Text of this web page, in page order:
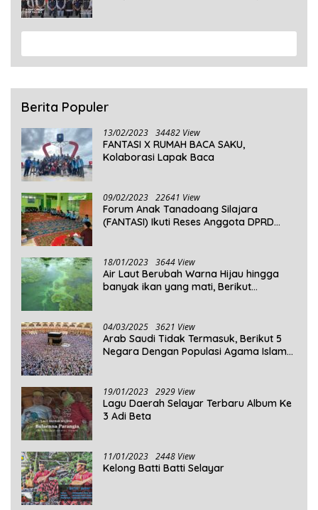
Berita Populer
13/02/2023 34482 View
FANTASI X RUMAH BACA SAKU,
Kolaborasi Lapak Baca
09/02/2023 22641 View
Forum Anak Tanadoang Silajara
(FANTASI) Ikuti Reses Anggota DPRD
18/01/2023 3644 View
Air Laut Berubah Warna Hijau hingga
banyak ikan yang mati, Berikut
04/03/2025 3621 View
Arab Saudi Tidak Termasuk, Berikut 5
Negara Dengan Populasi Agama Islam
19/01/2023 2929 View
Lagu Daerah Selayar Terbaru Album Ke
3 Adi Beta
11/01/2023 2448 View
Kelong Batti Batti Selayar